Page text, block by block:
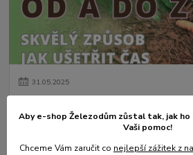
31.05.2025
číst celé
Aby e-shop Železodům zůstal tak, jak
Vaši pomoc!
Chceme Vám zaručit co nejlepší zážitek z